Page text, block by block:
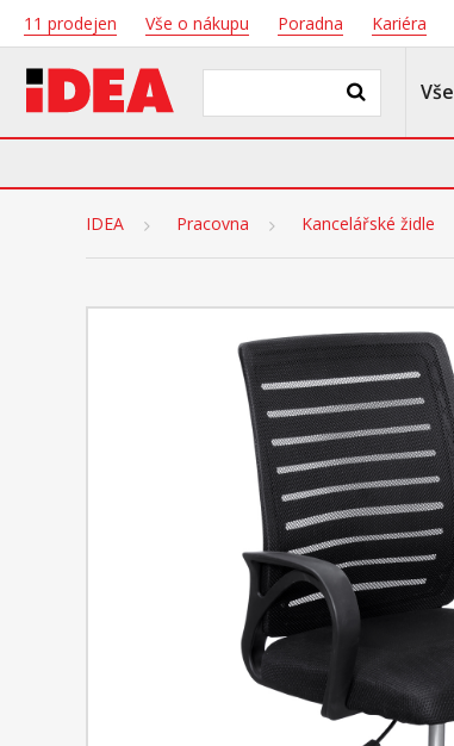
11 prodejen Vše o nákupu Poradna Kariéra
Vše
IDEA Pracovna Kancelářské židle